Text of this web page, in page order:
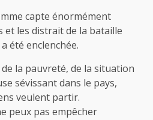
capte énormément
et les distrait de la bataille
été enclenchée.
de la pauvreté, de la situation
sévissant dans le pays,
veulent partir.
peux pas empêcher